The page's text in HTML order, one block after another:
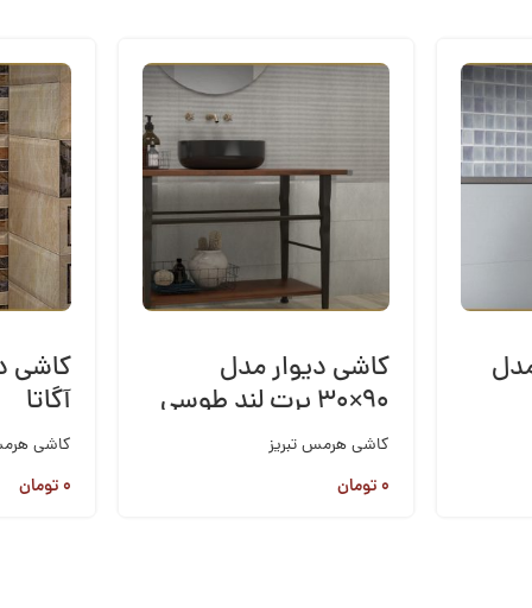
کاشی دیوار مدل
۹۰×۳۰ پرت لند طوسی
کاشی هرمس تبریز
۰ تومان
آگاتا
کاشی
۰تومان